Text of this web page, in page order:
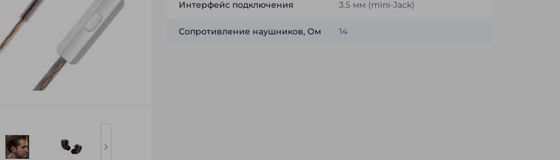
Интерфейс подключения 3.5 мм (mini-Jack)
Сопротивление наушников, Ом 14